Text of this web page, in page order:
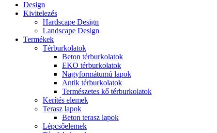
Design
Kivitelezés
Hardscape Design
Landscape Design
Termékek
Térburkolatok
Beton térburkolatok
EKO térburkolatok
Nagyformátumú lapok
Antik térburkolatok
Természetes kő térburkolatok
Kerítés elemek
Terasz lapok
Beton terasz lapok
Lépcsőelemek